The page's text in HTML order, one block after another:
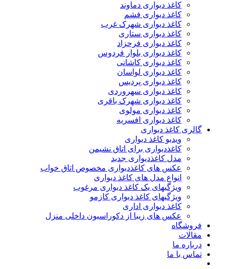
کاغذ دیواری دماوند
کاغذ دیواری فشم
کاغذ دیواری شهرک غرب
کاغذ دیواری ستاری
کاغذ دیواری فرحزاد
کاغذ دیواری بلوار فردوس
کاغذ دیواری کاشانی
کاغذ دیواری لواسان
کاغذ دیواری پردیس
کاغذ دیواری سهروردی
کاغذ دیواری شهرک باقری
کاغذ دیواری مولوی
کاغذ دیواری افسریه
گالری کاغذ دیواری
ویدیو کاغذ دیواری
کاغذدیواری برای اتاق نشیمن
مدل کاغذدیواری جدید
عکس های کاغذدیواری مخصوص اتاق خواب
انواع مدل های کاغذ دیواری
ویژگیهای یک کاغذ دیواری مرغوب
ویژگیهای کاغذ دیواری کازمو
کاغذ دیواری اداری
عکس های زیبا از دکوراسیون داخلی منزل
فروشگاه
مقالات
درباره ما
تماس با ما